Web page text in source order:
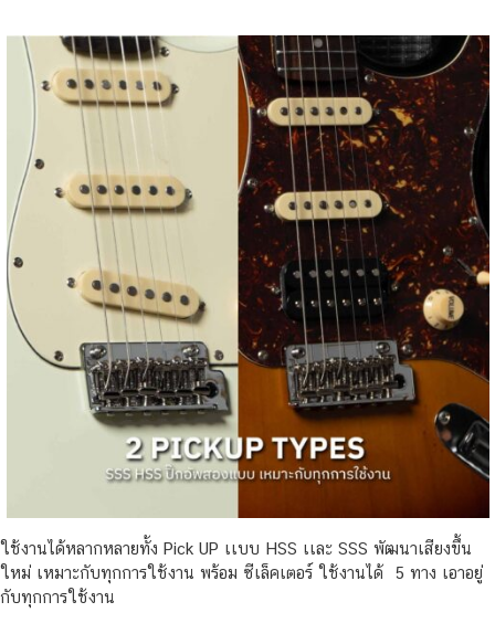
ใช้งานได้หลากหลายทั้ง Pick UP เเบบ HSS เเละ SSS พัฒนาเสียงขึ้น
ใหม่ เหมาะกับทุกการใช้งาน พร้อม ซีเล็คเตอร์ ใช้งานได้ 5 ทาง เอาอยู่
กับทุกการใช้งาน